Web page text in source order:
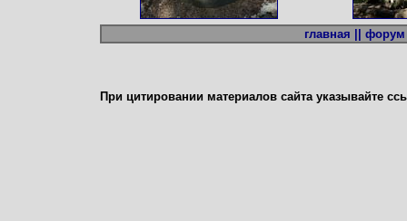
главная || форум
При цитировании материалов сайта указывайте